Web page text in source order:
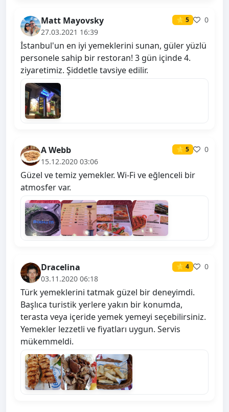
Matt Mayovsky ⭐ 5
0
27.03.2021 16:39
İstanbul'un en iyi yemeklerini sunan, güler yüzlü
personele sahip bir restoran! 3 gün içinde 4.
ziyaretimiz. Şiddetle tavsiye edilir.
A Webb ⭐ 5
0
15.12.2020 03:06
Güzel ve temiz yemekler. Wi-Fi ve eğlenceli bir
atmosfer var.
Dracelina ⭐ 4
0
03.11.2020 06:18
Türk yemeklerini tatmak güzel bir deneyimdi.
Başlıca turistik yerlere yakın bir konumda,
terasta veya içeride yemek yemeyi seçebilirsiniz.
Yemekler lezzetli ve fiyatları uygun. Servis
mükemmeldi.